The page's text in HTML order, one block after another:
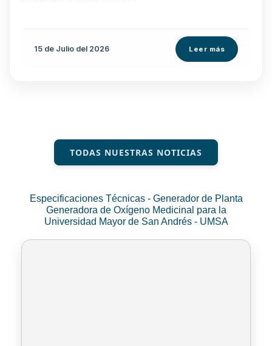
15 de Julio del 2026 Leer más
TODAS NUESTRAS NOTICIAS
Especificaciones Técnicas - Generador de Planta
Generadora de Oxígeno Medicinal para la
Universidad Mayor de San Andrés - UMSA